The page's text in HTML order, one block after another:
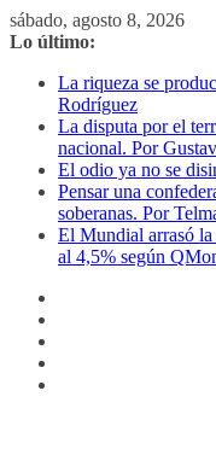
Saltar
al
sábado, agosto 8, 2026
Lo último:
La riqueza se
Rodríguez
La disputa por el
nacional. Por
El odio ya no se
Pensar una
soberanas. Por
El Mundial arrasó
al 4,5% según